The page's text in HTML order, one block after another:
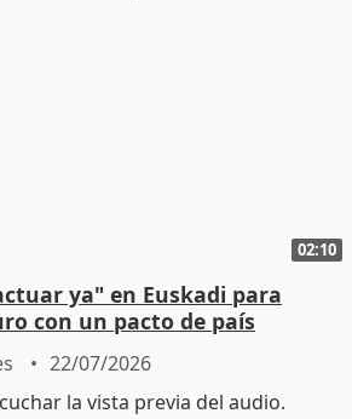
02:10
ya" en Euskadi para
con un pacto de país
22/07/2026